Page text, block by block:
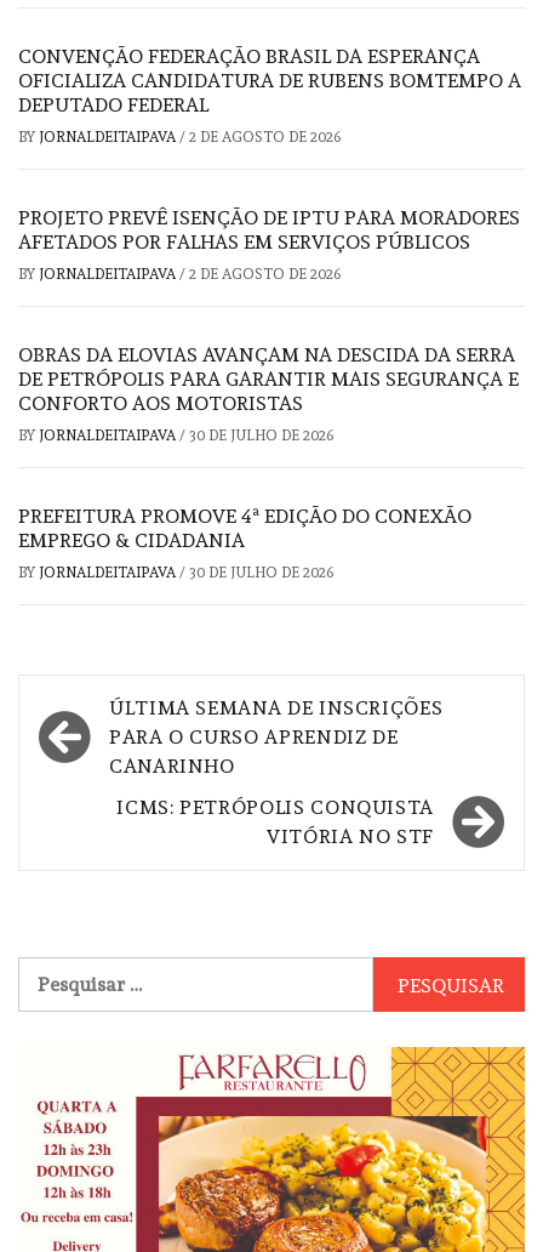
CONVENÇÃO FEDERAÇÃO BRASIL DA ESPERANÇA
OFICIALIZA CANDIDATURA DE RUBENS BOMTEMPO A
DEPUTADO FEDERAL
BY JORNALDEITAIPAVA/ 2 DE AGOSTO DE 2026
PROJETO PREVÊ ISENÇÃO DE IPTU PARA MORADORES
AFETADOS POR FALHAS EM SERVIÇOS PÚBLICOS
BY JORNALDEITAIPAVA/ 2 DE AGOSTO DE 2026
OBRAS DA ELOVIAS AVANÇAM NA DESCIDA DA SERRA
DE PETRÓPOLIS PARA GARANTIR MAIS SEGURANÇA E
CONFORTO AOS MOTORISTAS
BY JORNALDEITAIPAVA/ 30 DE JULHO DE 2026
PREFEITURA PROMOVE 4ª EDIÇÃO DO CONEXÃO
EMPREGO & CIDADANIA
BY JORNALDEITAIPAVA/ 30 DE JULHO DE 2026
Navegação
de
ÚLTIMA SEMANA DE INSCRIÇÕES
PARA O CURSO APRENDIZ DE
CANARINHO
ICMS: PETRÓPOLIS CONQUISTA
VITÓRIA NO STF
por: